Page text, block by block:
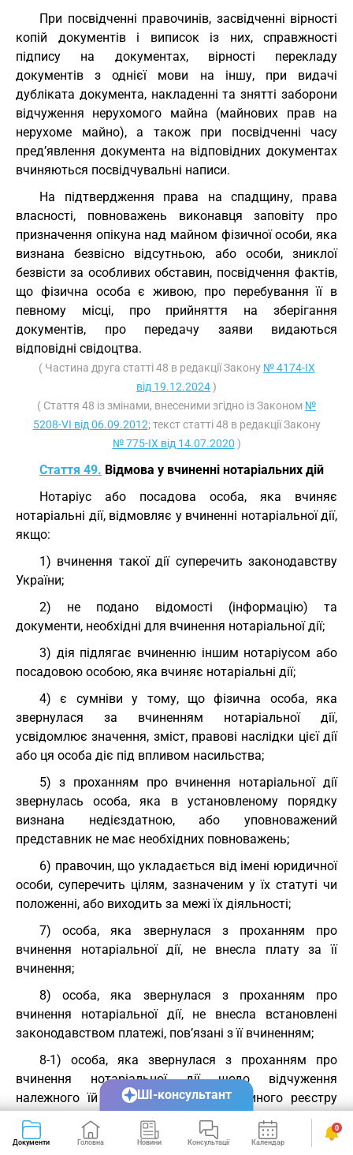
При посвідченні правочинів, засвідченні вірності
копій документів і виписок із них, справжності
підпису на документах, вірності перекладу
документів з однієї мови на іншу, при видачі
дубліката документа, накладенні та знятті заборони
відчуження нерухомого майна (майнових прав на
нерухоме майно), а також при посвідченні часу
пред’явлення документа на відповідних документах
вчиняються посвідчувальні написи.
На підтвердження права на спадщину, права
власності, повноважень виконавця заповіту про
призначення опікуна над майном фізичної особи, яка
визнана безвісно відсутньою, або особи, зниклої
безвісти за особливих обставин, посвідчення фактів,
що фізична особа є живою, про перебування її в
певному місці, про прийняття на зберігання
документів, про передачу заяви видаються
відповідні свідоцтва.
( Частина друга статті 48 в редакції Закону № 4174-IX
від 19.12.2024)
( Стаття 48 із змінами, внесеними згідно із Законом №
5208-VI від 06.09.2012; текст статті 48 в редакції Закону
№ 775-IX від 14.07.2020 )
Стаття 49. Відмова у вчиненні нотаріальних дій
Нотаріус або посадова особа, яка вчиняє
нотаріальні дії, відмовляє у вчиненні нотаріальної дії,
якщо:
1) вчинення такої дії суперечить законодавству
України;
2) не подано відомості (інформацію) та
документи, необхідні для вчинення нотаріальної дії;
3) дія підлягає вчиненню іншим нотаріусом або
посадовою особою, яка вчиняє нотаріальні дії;
4) є сумніви у тому, що фізична особа, яка
звернулася за вчиненням нотаріальної дії,
усвідомлює значення, зміст, правові наслідки цієї дії
або ця особа діє під впливом насильства;
5) з проханням про вчинення нотаріальної дії
звернулась особа, яка в установленому порядку
визнана недієздатною, або уповноважений
представник не має необхідних повноважень;
6) правочин, що укладається від імені юридичної
особи, суперечить цілям, зазначеним у їх статуті чи
положенні, або виходить за межі їх діяльності;
7) особа, яка звернулася з проханням про
вчинення нотаріальної дії, не внесла плату за її
вчинення;
8) особа, яка звернулася з проханням про
вчинення нотаріальної дії, не внесла встановлені
законодавством платежі, пов’язані з її вчиненням;
8-1) особа, яка звернулася з проханням про
вчинення нотаріальної дії щодо відчуження
належного їй майна, внесена до Єдиного реєстру
боржників.
Внесення до Єдиного реєстру боржників
Документи Головна Новини Консультації Календар Сервіси
0
ШІ-консультант